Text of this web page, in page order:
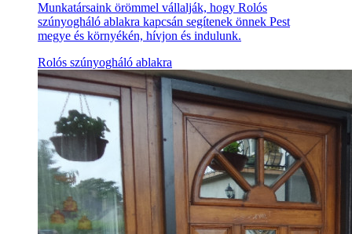
Munkatársaink örömmel vállalják, hogy Rolós
szúnyogháló ablakra kapcsán segítenek önnek Pest
megye és környékén, hívjon és indulunk.
Rolós szúnyogháló ablakra